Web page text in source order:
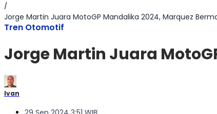
/
Jorge Martin Juara MotoGP Mandalika 2024, Marquez
Tren Otomotif
Jorge Martin Juara
Ivan